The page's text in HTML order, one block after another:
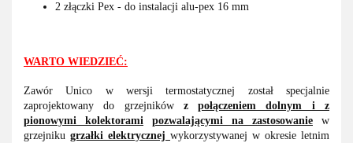
2 złączki Pex - do instalacji alu-pex 16 mm
WARTO WIEDZIEĆ:
Zawór Unico w wersji termostatycznej został specjalnie
zaprojektowany do grzejników zpołączeniem dolnym i z
pionowymi kolektorami
pozwalającymi na zastosowanie w
grzejniku grzałki elektrycznej wykorzystywanej w okresie letnim